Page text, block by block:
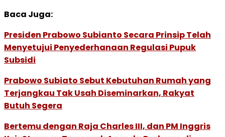
Baca Juga:
Presiden Prabowo Subianto Secara Prinsip Telah
Menyetujui Penyederhanaan Regulasi Pupuk
Subsidi
Prabowo Subiato Sebut Kebutuhan Rumah yang
Terjangkau Tak Usah Diseminarkan, Rakyat
Butuh Segera
Bertemu dengan Raja Charles III, dan PM Inggris